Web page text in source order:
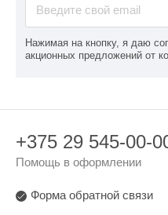
Нажимая на кнопку, я даю
акционных предложений от
+375 29 545-00-
Помощь в оформлении
Форма обратной связи